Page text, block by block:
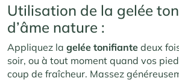
Utilisation de la gelée
d’âme nature :
Appliquez la gelée tonifiante deux
soir, ou à tout moment quand vos
coup de fraîcheur. Massez